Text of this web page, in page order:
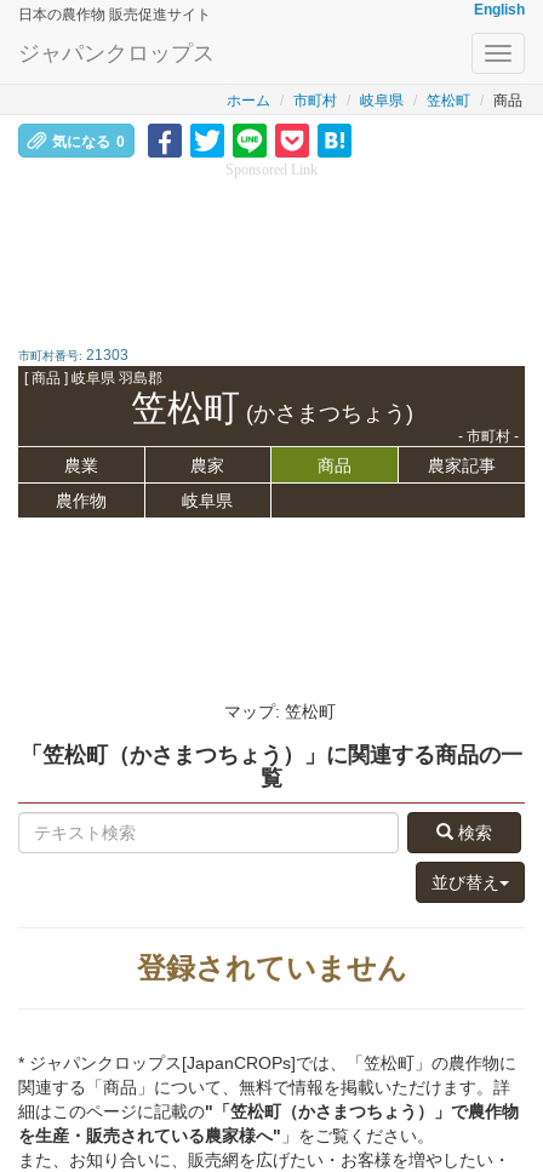
日本の農作物 販売促進サイト English
ジャパンクロップス
ホーム 市町村 岐阜県 笠松町 商品
気になる 0
Sponsored Link
市町村番号: 21303
[ 商品 ] 岐阜県 羽島郡
笠松町 (かさまつちょう)
- 市町村 -
農業 農家 商品
農家記事
農作物
岐阜県
マップ: 笠松町
「笠松町（かさまつちょう）」 に関連する商品の一
覧
検索
並び替え
登録されていません
* ジャパンクロップス[JapanCROPs]では、「笠松町」の農作物に
関連する「商品」について、無料で情報を掲載いただけます。詳
細はこのページに記載の"「笠松町（かさまつちょう）」 で農作物
を生産・販売されている農家様へ" 」をご覧ください。
また、お知り合いに、販売網を広げたい・お客様を増やしたい・